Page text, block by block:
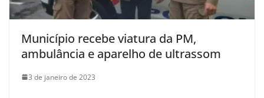
Município recebe viatura da PM,
ambulância e aparelho de ultrassom
3 de janeiro de 2023